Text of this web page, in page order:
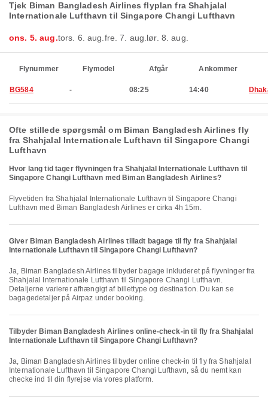
Tjek Biman Bangladesh Airlines flyplan fra Shahjalal
Internationale Lufthavn til Singapore Changi Lufthavn
ons. 5. aug.tors. 6. aug. fre. 7. aug. lør. 8. aug.
Flynummer Flymodel Afgår Ankommer
BG584 - 08:25 14:40
Ofte stillede spørgsmål om Biman Bangladesh Airlines fly
fra Shahjalal Internationale Lufthavn til Singapore Changi
Lufthavn
Hvor lang tid tager flyvningen fra Shahjalal Internationale Lufthavn til
Singapore Changi Lufthavn med Biman Bangladesh Airlines?
Flyvetiden fra Shahjalal Internationale Lufthavn til Singapore Changi
Lufthavn med Biman Bangladesh Airlines er cirka 4h 15m.
Giver Biman Bangladesh Airlines tilladt bagage til fly fra Shahjalal
Internationale Lufthavn til Singapore Changi Lufthavn?
Ja, Biman Bangladesh Airlines tilbyder bagage inkluderet på flyvninger fra
Shahjalal Internationale Lufthavn til Singapore Changi Lufthavn.
Detaljerne varierer afhængigt af billettype og destination. Du kan se
bagagedetaljer på Airpaz under booking.
Tilbyder Biman Bangladesh Airlines online-check-in til fly fra Shahjalal
Internationale Lufthavn til Singapore Changi Lufthavn?
Ja, Biman Bangladesh Airlines tilbyder online check-in til fly fra Shahjalal
Internationale Lufthavn til Singapore Changi Lufthavn, så du nemt kan
checke ind til din flyrejse via vores platform.